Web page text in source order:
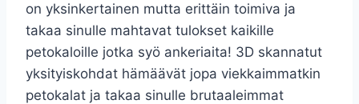
on yksinkertainen mutta erittäin toimiva ja
takaa sinulle mahtavat tulokset kaikille
petokaloille jotka syö ankeriaita! 3D skannatut
yksityiskohdat hämäävät jopa viekkaimmatkin
petokalat ja takaa sinulle brutaaleimmat